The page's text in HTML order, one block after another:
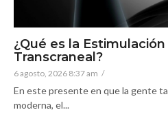
¿Qué es la
Transcraneal?
6 agosto, 2026 8:37 am /
En este presente en que la gente
moderna, el...